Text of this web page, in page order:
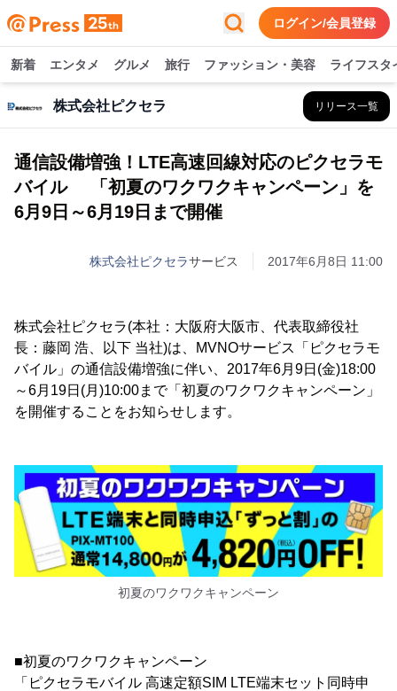
ログイン/会員登録
新着 エンタメ グルメ 旅行 ファッション・美容 ライフスタ
株式会社ピクセラ リリース一覧
通信設備増強！LTE高速回線対応のピクセラモ
バイル 「初夏のワクワクキャンペーン」を
6月9日～6月19日まで開催
株式会社ピクセラサービス 2017年6月8日 11:00
株式会社ピクセラ(本社：大阪府大阪市、代表取締役社
長：藤岡 浩、以下 当社)は、MVNOサービス「ピクセラモ
バイル」の通信設備増強に伴い、2017年6月9日(金)18:00
～6月19日(月)10:00まで「初夏のワクワクキャンペーン」
を開催することをお知らせします。
初夏のワクワクキャンペーン
■初夏のワクワクキャンペーン
「ピクセラモバイル 高速定額SIM LTE端末セット同時申